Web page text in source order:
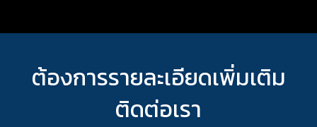
ต้องการรายละเอียดเพิ่มเติม
ติดต่อเรา